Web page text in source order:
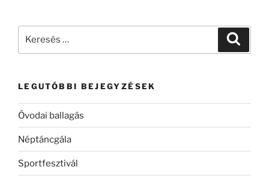
LEGUTÓBBI BEJEGYZÉSEK
Óvodai ballagás
Néptáncgála
Sportfesztivál